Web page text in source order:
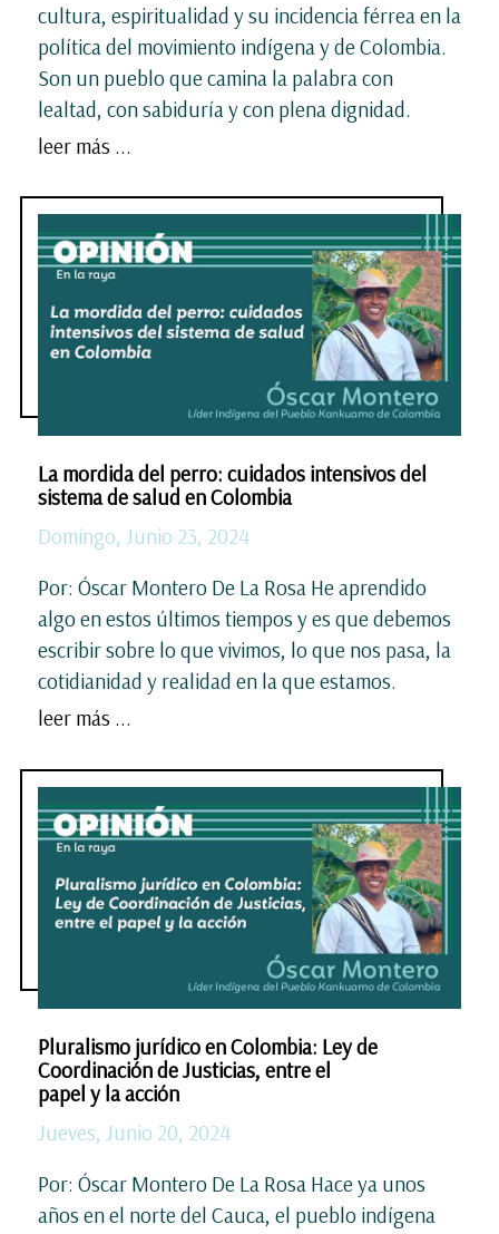
cultura, espiritualidad y su incidencia férrea en la
política del movimiento indígena y de Colombia.
Son un pueblo que camina la palabra con
lealtad, con sabiduría y con plena dignidad.
leer más ...
La mordida del perro: cuidados intensivos del
sistema de salud en Colombia
Domingo, Junio 23, 2024
Por: Óscar Montero De La Rosa He aprendido
algo en estos últimos tiempos y es que debemos
escribir sobre lo que vivimos, lo que nos pasa, la
cotidianidad y realidad en la que estamos.
leer más ...
Pluralismo jurídico en Colombia: Ley de
Coordinación de Justicias, entre el
papel y la acción
Jueves, Junio 20, 2024
Por: Óscar Montero De La Rosa Hace ya unos
años en el norte del Cauca, el pueblo indígena